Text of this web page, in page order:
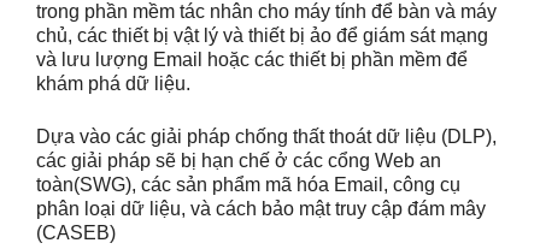
trong phần mềm tác nhân cho máy tính để bàn và máy
chủ, các thiết bị vật lý và thiết bị ảo để giám sát mạng
và lưu lượng Email hoặc các thiết bị phần mềm để
khám phá dữ liệu.
Dựa vào các giải pháp chống thất thoát dữ liệu (DLP),
các giải pháp sẽ bị hạn chế ở các cổng Web an
toàn(SWG), các sản phẩm mã hóa Email, công cụ
phân loại dữ liệu, và cách bảo mật truy cập đám mây
(CASEB)